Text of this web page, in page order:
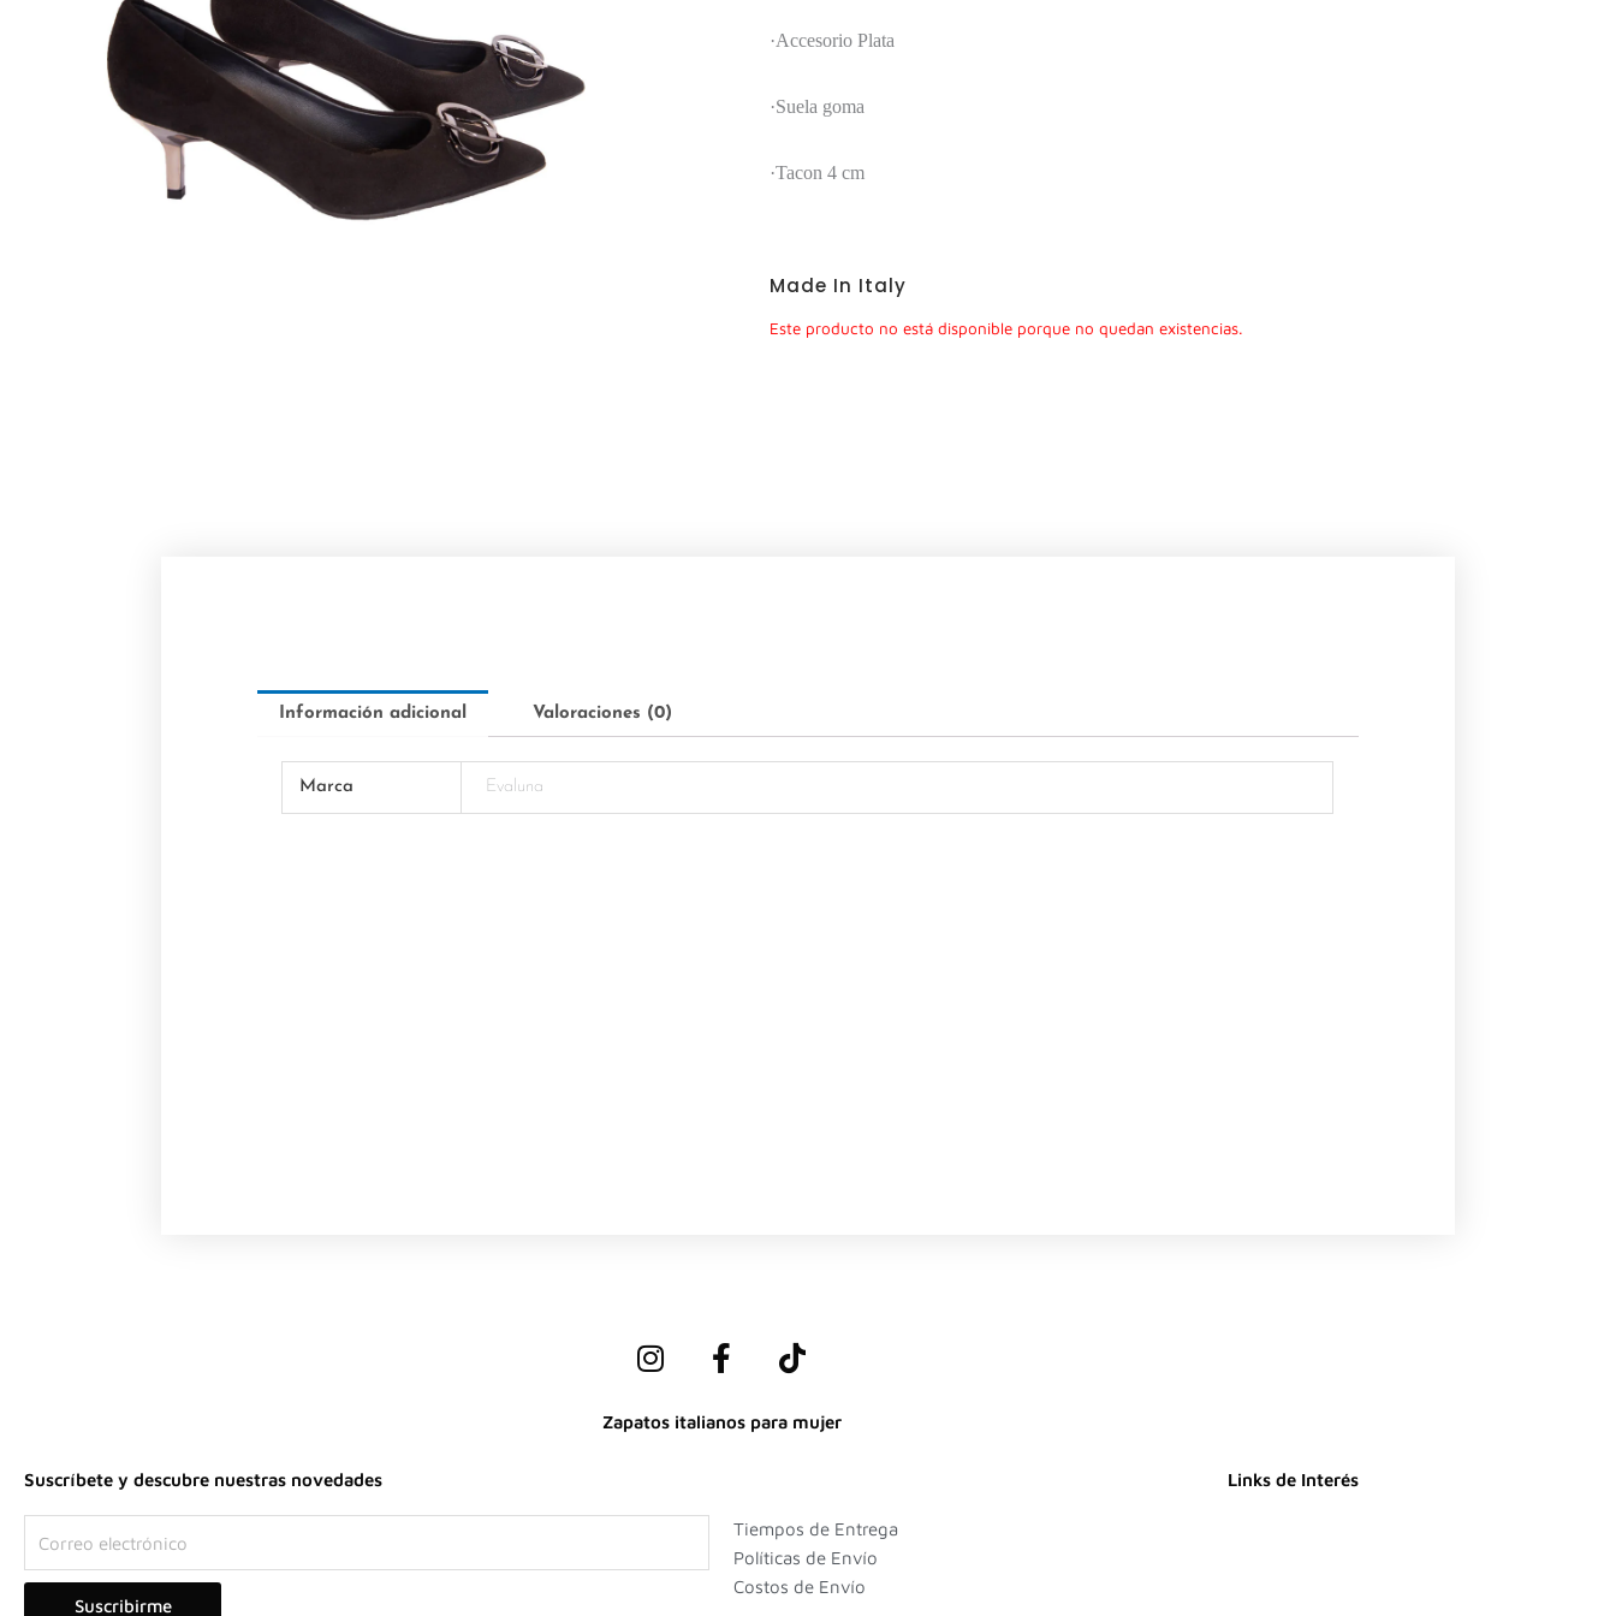
·Accesorio Plata
·Suela goma
·Tacon 4 cm
Made In Italy
Este producto no está disponible porque no quedan existencias.
Información adicional Valoraciones (0)
Marca Evaluna
I
n
t
r
m
F
a
e
o
k
-
T
i
t
Zapatos italianos para mujer
Suscríbete y descubre nuestras novedades
Suscribirme
Links de Interés
Tiempos de Entrega
Políticas de Envío
Costos de Envío